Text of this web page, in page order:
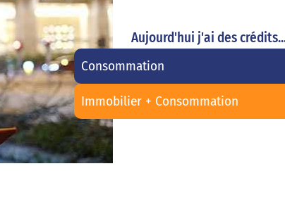
Aujourd'hui j'ai des
Consommation
Immobilier + Consommation